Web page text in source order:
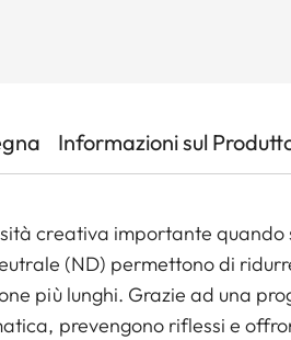
Informazioni sul
creativa importante quando
(ND) permettono di
più lunghi. Grazie ad una
prevengono riflessi e